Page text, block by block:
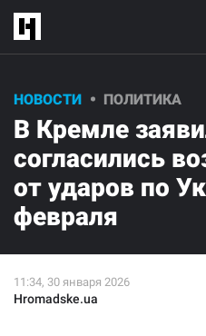
НОВОСТИ ПОЛИТИКА
В Кремле
согласились
от ударов по
февраля
Hromadske.ua